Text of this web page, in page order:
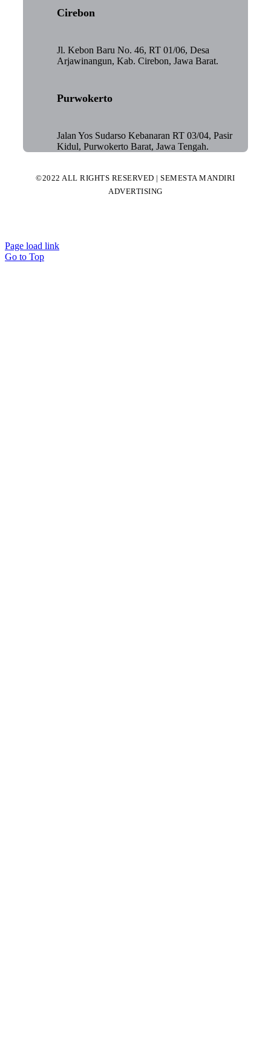
Cirebon
Jl. Kebon Baru No. 46, RT 01/06, Desa
Arjawinangun, Kab. Cirebon, Jawa Barat.
Purwokerto
Jalan Yos Sudarso Kebanaran RT 03/04, Pasir
Kidul, Purwokerto Barat, Jawa Tengah.
©2022 ALL RIGHTS RESERVED | SEMESTA MANDIRI
ADVERTISING
Page load link
Go to Top